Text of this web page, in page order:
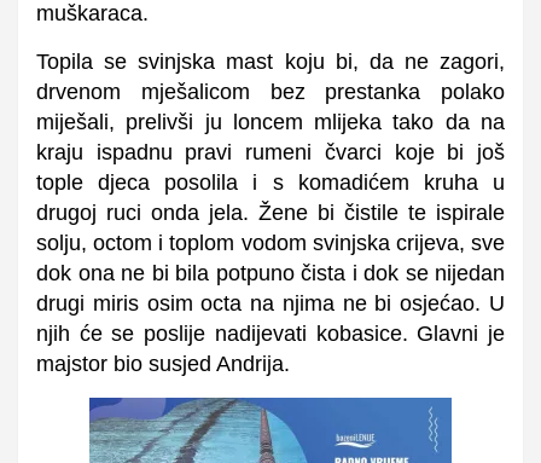
muškaraca.
Topila se svinjska mast koju bi, da ne zagori,
drvenom mješalicom bez prestanka polako
miješali, prelivši ju loncem mlijeka tako da na
kraju ispadnu pravi rumeni čvarci koje bi još
tople djeca posolila i s komadićem kruha u
drugoj ruci onda jela. Žene bi čistile te ispirale
solju, octom i toplom vodom svinjska crijeva, sve
dok ona ne bi bila potpuno čista i dok se nijedan
drugi miris osim octa na njima ne bi osjećao. U
njih će se poslije nadijevati kobasice. Glavni je
majstor bio susjed Andrija.